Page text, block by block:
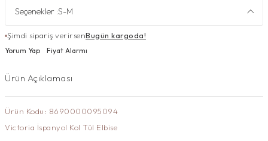
Seçenekler :S-M
Şimdi sipariş verirsenBugün kargoda!
Yorum Yap Fiyat Alarmı
Ürün Açıklaması
Ürün Kodu: 8690000095094
Victoria İspanyol Kol Tül Elbise